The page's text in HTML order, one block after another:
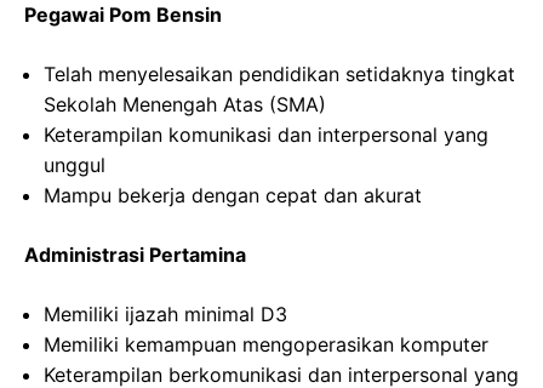
Pegawai Pom Bensin
Telah menyelesaikan pendidikan setidaknya tingkat
Sekolah Menengah Atas (SMA)
Keterampilan komunikasi dan interpersonal yang
unggul
Mampu bekerja dengan cepat dan akurat
Administrasi Pertamina
Memiliki ijazah minimal D3
Memiliki kemampuan mengoperasikan komputer
Keterampilan berkomunikasi dan interpersonal yang